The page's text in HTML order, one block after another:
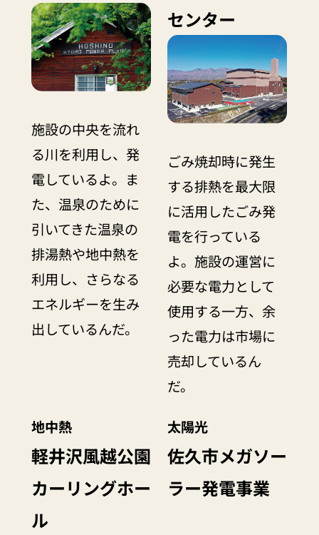
施設の中央を流れ
る川を利用し、発
電しているよ。ま
た、温泉のために
引いてきた温泉の
排湯熱や地中熱を
利用し、さらなる
エネルギーを生み
出しているんだ。
センター
ごみ焼却時に発生
する排熱を最大限
に活用したごみ発
電を行っている
よ。施設の運営に
必要な電力として
使用する一方、余
った電力は市場に
売却しているん
だ。
地中熱
軽井沢風越公園
カーリングホー
ル
太陽光
佐久市メガソー
ラー発電事業